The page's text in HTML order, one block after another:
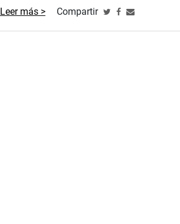
Leer más > Compartir